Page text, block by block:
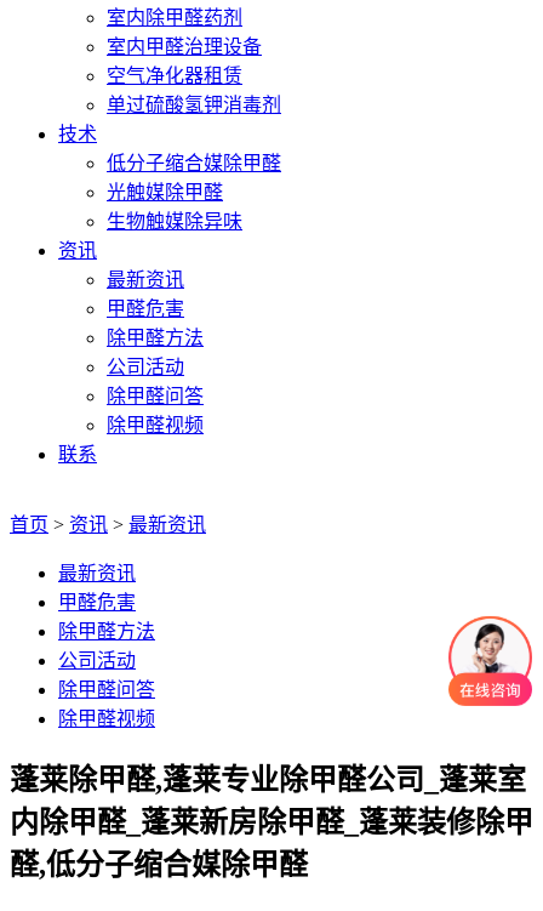
室内除甲醛药剂
室内甲醛治理设备
空气净化器租赁
单过硫酸氢钾消毒剂
技术
低分子缩合媒除甲醛
光触媒除甲醛
生物触媒除异味
资讯
最新资讯
甲醛危害
除甲醛方法
公司活动
除甲醛问答
除甲醛视频
联系
首页 > 资讯 > 最新资讯
最新资讯
甲醛危害
除甲醛方法
公司活动
除甲醛问答
除甲醛视频
蓬莱除甲醛,蓬莱专业除甲醛公司_蓬莱室
内除甲醛_蓬莱新房除甲醛_蓬莱装修除甲
醛,低分子缩合媒除甲醛